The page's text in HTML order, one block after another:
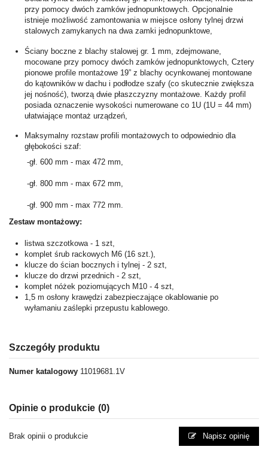
przy pomocy dwóch zamków jednopunktowych. Opcjonalnie
istnieje możliwość zamontowania w miejsce osłony tylnej drzwi
stalowych zamykanych na dwa zamki jednopunktowe,
Ściany boczne z blachy stalowej gr. 1 mm, zdejmowane,
mocowane przy pomocy dwóch zamków jednopunktowych, Cztery
pionowe profile montażowe 19” z blachy ocynkowanej montowane
do kątowników w dachu i podłodze szafy (co skutecznie zwiększa
jej nośność), tworzą dwie płaszczyzny montażowe. Każdy profil
posiada oznaczenie wysokości numerowane co 1U (1U = 44 mm)
ułatwiające montaż urządzeń,
Maksymalny rozstaw profili montażowych to odpowiednio dla
głębokości szaf:
-gł. 600 mm - max 472 mm,
-gł. 800 mm - max 672 mm,
-gł. 900 mm - max 772 mm.
Zestaw montażowy:
listwa szczotkowa - 1 szt,
komplet śrub rackowych M6 (16 szt.),
klucze do ścian bocznych i tylnej - 2 szt,
klucze do drzwi przednich - 2 szt,
komplet nóżek poziomujących M10 - 4 szt,
1,5 m osłony krawędzi zabezpieczające okablowanie po
wyłamaniu zaślepki przepustu kablowego.
Szczegóły produktu
Numer katalogowy 11019681.1V
Opinie o produkcie (0)
Brak opinii o produkcie Napisz opinię